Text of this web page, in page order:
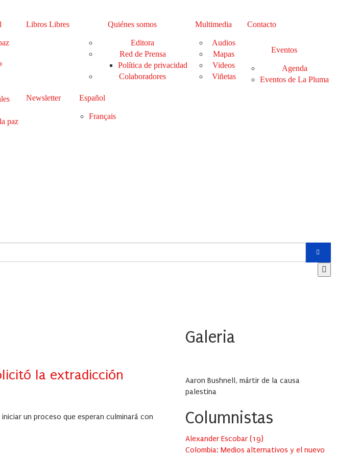
paz
Libros Libres Quiénes somos
Editora
Red de Prensa
Política de privacidad
Colaboradores
Multimedia
Audios
Mapas
Videos
Viñetas
Contacto
Eventos
Agenda
Eventos de La Pluma
Newsletter Español
Français
la extradicción
un proceso que esperan culminará con
Galeria
Aaron Bushnell, mártir de la causa
palestina
Columnistas
Alexander Escobar (19)
Colombia: Medios alternativos y el nuevo